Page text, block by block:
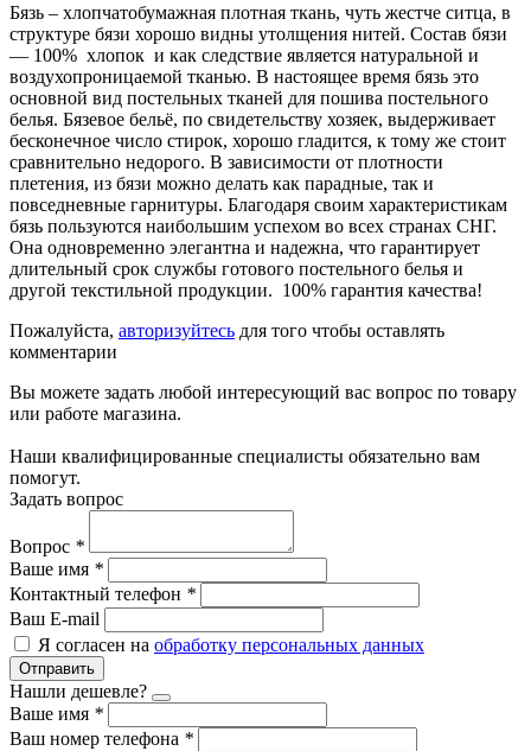
Бязь – хлопчатобумажная плотная ткань, чуть жестче ситца, в
структуре бязи хорошо видны утолщения нитей. Состав бязи
― 100% хлопок и как следствие является натуральной и
воздухопроницаемой тканью. В настоящее время бязь это
основной вид постельных тканей для пошива постельного
белья. Бязевое бельё, по свидетельству хозяек, выдерживает
бесконечное число стирок, хорошо гладится, к тому же стоит
сравнительно недорого. В зависимости от плотности
плетения, из бязи можно делать как парадные, так и
повседневные гарнитуры. Благодаря своим характеристикам
бязь пользуются наибольшим успехом во всех странах СНГ.
Она одновременно элегантна и надежна, что гарантирует
длительный срок службы готового постельного белья и
другой текстильной продукции. 100% гарантия качества!
Пожалуйста, авторизуйтесь для того чтобы оставлять
комментарии
Вы можете задать любой интересующий вас вопрос по товару
или работе магазина.
Наши квалифицированные специалисты обязательно вам
помогут.
Задать вопрос
Вопрос *
Ваше имя *
Контактный телефон *
Ваш E-mail
Я согласен на обработку персональных данных
Отправить
Нашли дешевле?
Ваше имя *
Ваш номер телефона *